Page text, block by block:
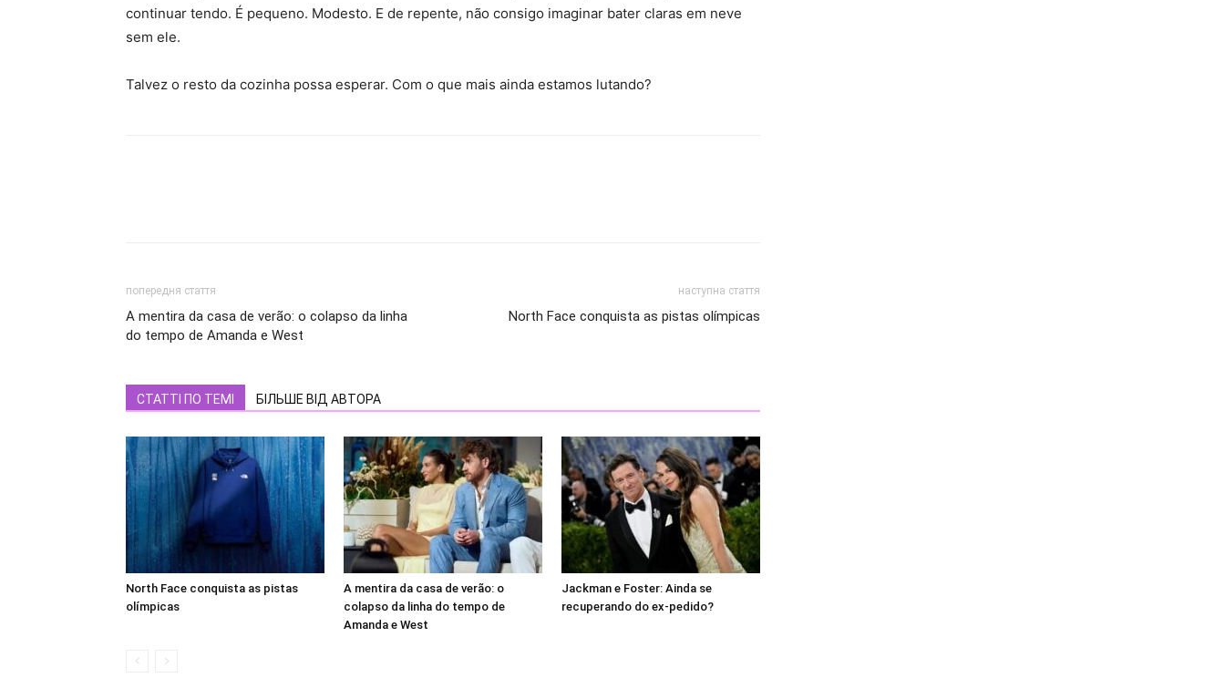
continuar tendo. É pequeno. Modesto. E de repente, não consigo imaginar bater claras em neve
sem ele.
Talvez o resto da cozinha possa esperar. Com o que mais ainda estamos lutando?
попередня стаття
A mentira da casa de verão: o colapso da linha
do tempo de Amanda e West
наступна стаття
North Face conquista as pistas olímpicas
СТАТТІ ПО ТЕМІ БІЛЬШЕ ВІД АВТОРА
North Face conquista as pistas
olímpicas
A mentira da casa de verão: o
colapso da linha do tempo de
Amanda e West
Jackman e Foster: Ainda se
recuperando do ex-pedido?